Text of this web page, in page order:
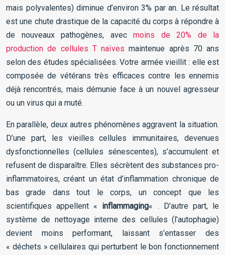
mais polyvalentes) diminue d’environ 3% par an. Le résultat
est une chute drastique de la capacité du corps à répondre à
de nouveaux pathogènes, avec moins de 20% de la
production de cellules T naïves maintenue après 70 ans
selon des études spécialisées. Votre armée vieillit : elle est
composée de vétérans très efficaces contre les ennemis
déjà rencontrés, mais démunie face à un nouvel agresseur
ou un virus qui a muté.
En parallèle, deux autres phénomènes aggravent la situation.
D’une part, les vieilles cellules immunitaires, devenues
dysfonctionnelles (cellules sénescentes), s’accumulent et
refusent de disparaître. Elles sécrètent des substances pro-
inflammatoires, créant un état d’inflammation chronique de
bas grade dans tout le corps, un concept que les
scientifiques appellent « inflammaging« . D’autre part, le
système de nettoyage interne des cellules (l’autophagie)
devient moins performant, laissant s’entasser des
« déchets » cellulaires qui perturbent le bon fonctionnement